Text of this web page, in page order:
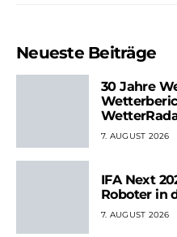
Neueste Beiträge
30 Jahre
7. AUGUST 2026
IFA Next
Roboter in
7. AUGUST 2026